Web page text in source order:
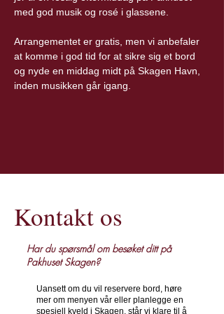
med god musik og rosé i glassene.
Arrangementet er gratis, men vi anbefaler
at komme i god tid for at sikre sig et bord
og nyde en middag midt på Skagen Havn,
inden musikken går igang.
Kontakt os
Har du spørsmål om besøket ditt på
Pakhuset Skagen?
Uansett om du vil reservere bord, høre
mer om menyen vår eller planlegge en
spesiell kveld i Skagen, står vi klare til å